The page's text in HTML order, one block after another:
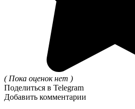
( Пока оценок нет )
Поделиться в Telegram
Добавить комментарии